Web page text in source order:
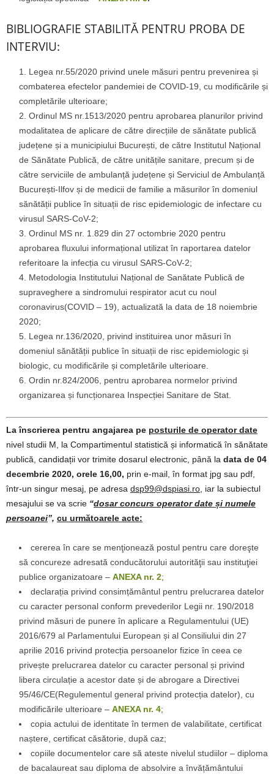
BIBLIOGRAFIE STABILITĂ PENTRU PROBA DE
INTERVIU:
Legea nr.55/2020 privind unele măsuri pentru prevenirea și
combaterea efectelor pandemiei de COVID-19, cu modificările și
completările ulterioare;
Ordinul MS nr.1513/2020 pentru aprobarea planurilor privind
modalitatea de aplicare de către direcțiile de sănătate publică
județene și a municipiului București, de către Institutul Național
de Sănătate Publică, de către unitățile sanitare, precum și de
către serviciile de ambulanță județene și Serviciul de Ambulanță
București-Ilfov și de medicii de familie a măsurilor în domeniul
sănătății publice în situații de risc epidemiologic de infectare cu
virusul SARS-CoV-2;
Ordinul MS nr. 1.829 din 27 octombrie 2020 pentru
aprobarea fluxului informațional utilizat în raportarea datelor
referitoare la infecția cu virusul SARS-CoV-2;
Metodologia Institutului Național de Sanătate Publică de
supraveghere a sindromului respirator acut cu noul
coronavirus(COVID – 19), actualizată la data de 18 noiembrie
2020;
Legea nr.136/2020, privind instituirea unor măsuri în
domeniul sănătății publice în situații de risc epidemiologic și
biologic, cu modificările și completările ulterioare.
Ordin nr.824/2006, pentru aprobarea normelor privind
organizarea și funcționarea Inspecției Sanitare de Stat.
La înscrierea pentru angajarea pe posturile de operator date
nivel studii M, la Compartimentul statistică și informatică în sănătate
publică, candidații vor trimite dosarul electronic, până la data de 04
decembrie 2020, orele 16,00, prin e-mail, în format jpg sau pdf,
într-un singur mesaj, pe adresa dsp99@dspiasi.ro , iar la subiectul
mesajului se va scrie “dosar concurs operator date și numele
persoanei”, cu următoarele acte:
cererea în care se menţionează postul pentru care doreşte
să concureze adresată conducătorului autorităţii sau instituţiei
publice organizatoare – ANEXA nr. 2;
declarația privind consimțământul pentru prelucrarea datelor
cu caracter personal conform prevederilor Legii nr. 190/2018
privind măsuri de punere în aplicare a Regulamentului (UE)
2016/679 al Parlamentului European și al Consiliului din 27
aprilie 2016 privind protecția persoanelor fizice în ceea ce
privește prelucrarea datelor cu caracter personal și privind
libera circulație a acestor date și de abrogare a Directivei
95/46/CE(Regulementul general privind protecția datelor), cu
modificările ulterioare – ANEXA nr. 4;
copia actului de identitate în termen de valabilitate, certificat
naștere, certificat căsătorie, după caz;
copiile documentelor care să ateste nivelul studiilor – diploma
de bacalaureat sau diploma de absolvire a învățământului